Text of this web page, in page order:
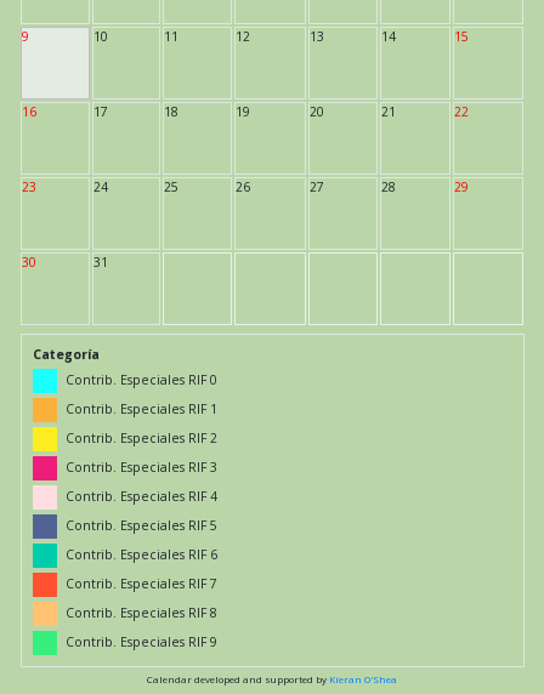
9 10 11 12 13 14 15
16 17 18 19 20 21 22
23 24 25 26 27 28 29
30 31
Categoría
Contrib. Especiales RIF 0
Contrib. Especiales RIF 1
Contrib. Especiales RIF 2
Contrib. Especiales RIF 3
Contrib. Especiales RIF 4
Contrib. Especiales RIF 5
Contrib. Especiales RIF 6
Contrib. Especiales RIF 7
Contrib. Especiales RIF 8
Contrib. Especiales RIF 9
Calendar developed and supported by Kieran O'Shea